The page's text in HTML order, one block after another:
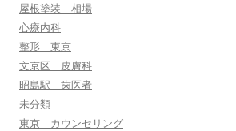
屋根塗装 相場
心療内科
整形 東京
文京区 皮膚科
昭島駅 歯医者
未分類
東京 カウンセリング